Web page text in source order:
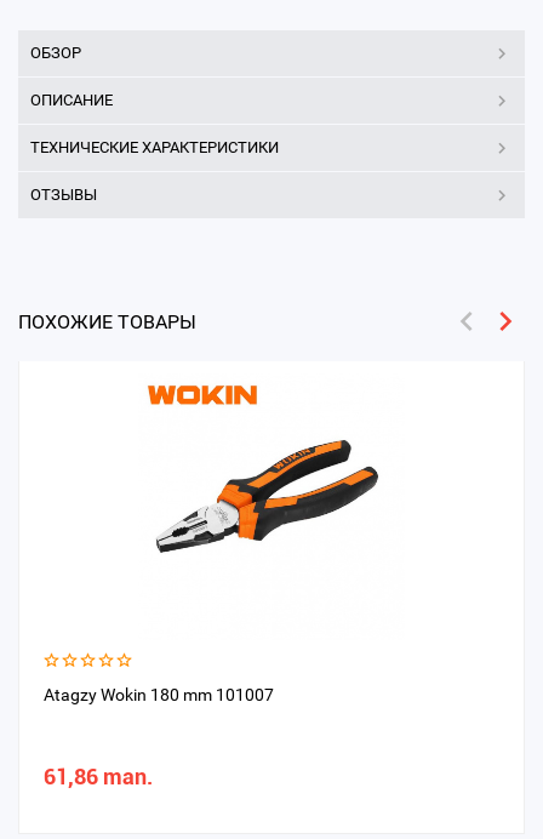
ОБЗОР
ОПИСАНИЕ
ТЕХНИЧЕСКИЕ ХАРАКТЕРИСТИКИ
ОТЗЫВЫ
ПОХОЖИЕ ТОВАРЫ
Atagzy Wokin 180 mm 101007
61,86 man.